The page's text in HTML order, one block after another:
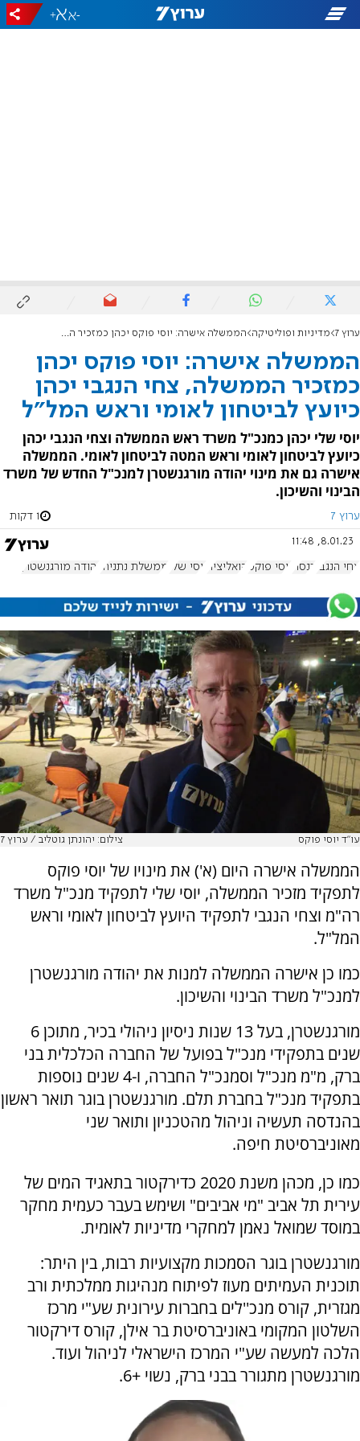
-
+
ערוץ 7 מדיניות ופוליטיקה הממשלה אישרה: יוסי פוקס יכהן כמזכיר הממשלה, צחי הנגבי יכהן כיועץ לביטחון לאומי וראש המל"ל
הממשלה אישרה: יוסי פוקס יכהן
כמזכיר הממשלה, צחי הנגבי יכהן
כיועץ לביטחון לאומי וראש המל"ל
יוסי שלי יכהן כמנכ"ל משרד ראש הממשלה וצחי הנגבי יכהן
כיועץ לביטחון לאומי וראש המטה לביטחון לאומי. הממשלה
אישרה גם את מינוי יהודה מורגנשטרן למנכ"ל החדש של משרד
הבינוי והשיכון.
ערוץ 7 1 דקות
8.01.23, 11:48
צחי הנגבי כנסת יוסי פוקס קואליציה יוסי שלי ממשלת נתניהו יהודה מורגנשטרן
עו"ד יוסי פוקס צילום: יהונתן גוטליב / ערוץ 7
הממשלה אישרה היום (א') את מינויו של יוסי פוקס
לתפקיד מזכיר הממשלה, יוסי שלי לתפקיד מנכ"ל משרד
רה"מ וצחי הנגבי לתפקיד היועץ לביטחון לאומי וראש
המל"ל.
כמו כן אישרה הממשלה למנות את יהודה מורגנשטרן
למנכ"ל משרד הבינוי והשיכון.
מורגנשטרן, בעל 13 שנות ניסיון ניהולי בכיר, מתוכן 6
שנים בתפקידי מנכ"ל בפועל של החברה הכלכלית בני
ברק, מ"מ מנכ"ל וסמנכ"ל החברה, ו-4 שנים נוספות
בתפקיד מנכ"ל בחברת תלם. מורגנשטרן בוגר תואר ראשון
בהנדסה תעשיה וניהול מהטכניון ותואר שני
מאוניברסיטת חיפה.
כמו כן, מכהן משנת 2020 כדירקטור בתאגיד המים של
עירית תל אביב "מי אביבים" ושימש בעבר כעמית מחקר
במוסד שמואל נאמן למחקרי מדיניות לאומית.
מורגנשטרן בוגר הסמכות מקצועיות רבות, בין היתר:
תוכנית העמיתים מעוז לפיתוח מנהיגות ממלכתית ורב
מגזרית, קורס מנכ''לים בחברות עירונית שע"י מרכז
השלטון המקומי באוניברסיטת בר אילן, קורס דירקטור
הלכה למעשה שע"י המרכז הישראלי לניהול ועוד.
מורגנשטרן מתגורר בבני ברק, נשוי +6.